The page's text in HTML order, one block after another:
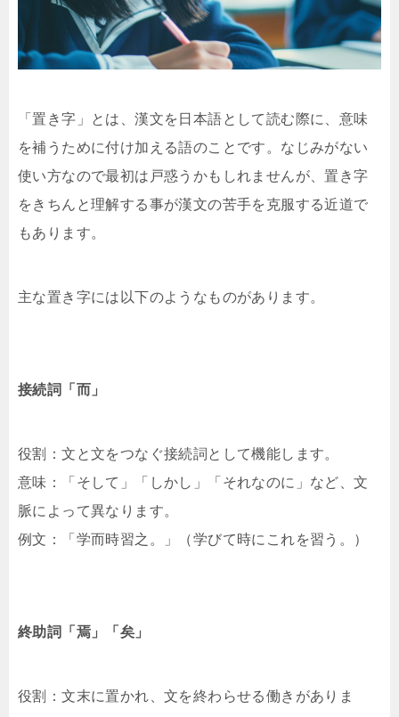
「置き字」とは、漢文を日本語として読む際に、意味
を補うために付け加える語のことです。なじみがない
使い方なので最初は戸惑うかもしれませんが、置き字
をきちんと理解する事が漢文の苦手を克服する近道で
もあります。
主な置き字には以下のようなものがあります。
接続詞「而」
役割：文と文をつなぐ接続詞として機能します。
意味：「そして」「しかし」「それなのに」など、文
脈によって異なります。
例文：「学而時習之。」（学びて時にこれを習う。）
終助詞「焉」「矣」
役割：文末に置かれ、文を終わらせる働きがありま